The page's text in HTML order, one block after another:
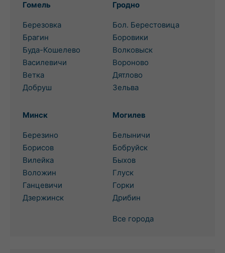
Гомель
Березовка
Брагин
Буда-Кошелево
Василевичи
Ветка
Добруш
Гродно
Бол. Берестовица
Боровики
Волковыск
Вороново
Дятлово
Зельва
Минск
Березино
Борисов
Вилейка
Воложин
Ганцевичи
Дзержинск
Могилев
Белыничи
Бобруйск
Быхов
Глуск
Горки
Дрибин
Все города